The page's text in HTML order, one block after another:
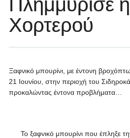
Χορτερού
Ξαφνικό μπουρίνι, με έντονη
21 Ιουνίου, στην περιοχή του
προκαλώντας έντονα προβλήματα…
Το ξαφνικό μπουρίνι που έπληξε